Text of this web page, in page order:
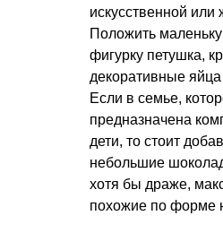
искусственной
Положить
фигурку петушка,
декоративные
Если в семье,
предназначена
дети, то стоит
небольшие
хотя бы драже,
похожие по форме